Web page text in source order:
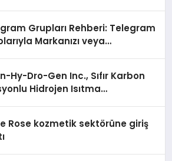
Grupları Rehberi: Telegram
Markanızı veya
Hy-Dro-Gen Inc., Sıfır Karbon
Hidrojen Isıtma
Rose kozmetik sektörüne giriş